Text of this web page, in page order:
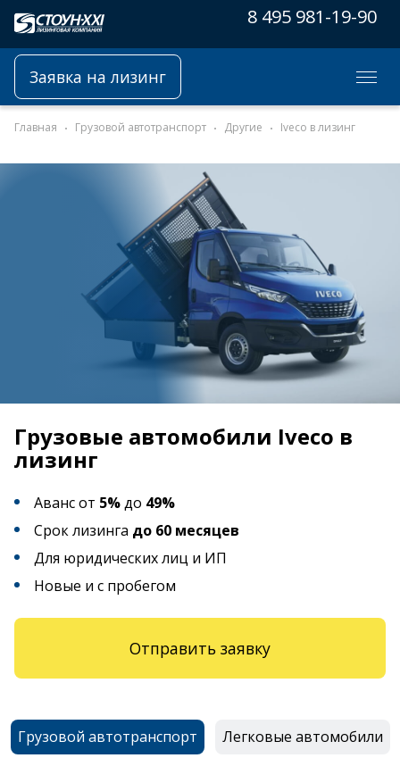
8 495 981-19-90
Заявка на лизинг
Главная Грузовой автотранспорт Другие Iveco в лизинг
Грузовые автомобили Iveco в
лизинг
Аванс от 5%до 49%
Срок лизинга до 60 месяцев
Для юридических лиц и ИП
Новые и с пробегом
Отправить заявку
Грузовой автотранспорт Легковые автомобили